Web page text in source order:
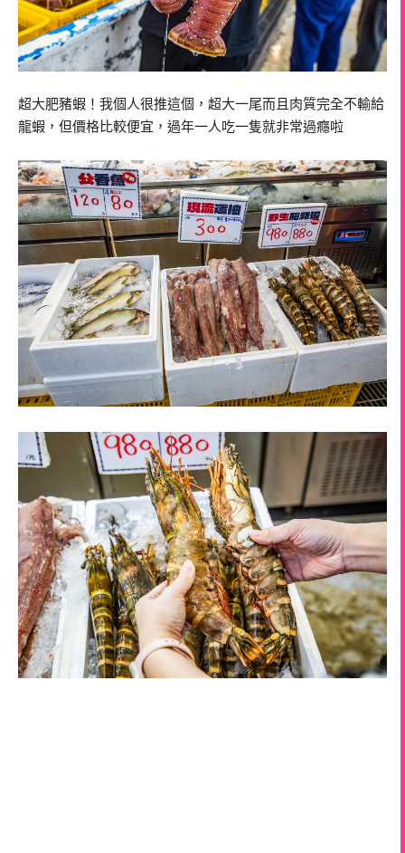
超大肥豬蝦！我個人很推這個，超大一尾而且肉質完全不輸給
龍蝦，但價格比較便宜，過年一人吃一隻就非常過癮啦